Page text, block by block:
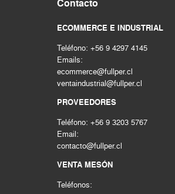
HERRAMIENTAS NEUMATICAS
Hogar & construccion
Importado
INSTRUMENTOS DE MEDICIÓN
LIMPIEZA INDUSTRIAL
MOTORES - GENERADORES
Seguridad
Contacto
ECOMMERCE E INDUSTRIAL
Teléfono: +56 9 4297 4145
Emails:
ecommerce@fullper.cl
ventaindustrial@fullper.cl
PROVEEDORES
Teléfono: +56 9 3203 5767
Email:
contacto@fullper.cl
VENTA MESÓN
Teléfonos: